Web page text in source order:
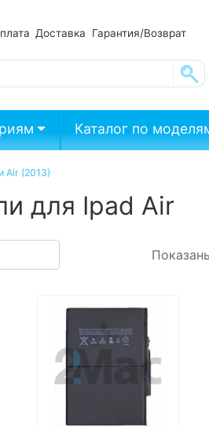
Доставка Гарантия/Возврат
Каталог по
Air (2013)
для Ipad Air